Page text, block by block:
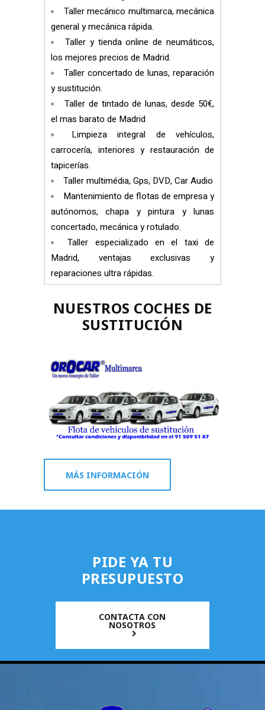
Taller mecánico multimarca, mecánica
general y mecánica rápida.
Taller y tienda online de neumáticos,
los mejores precios de Madrid.
Taller concertado de lunas, reparación
y sustitución.
Taller de tintado de lunas, desde 50€,
el mas barato de Madrid
Limpieza integral de vehículos,
carrocería, interiores y restauración de
tapicerías.
Taller multimédia, Gps, DVD, Car Audio
Mantenimiento de flotas de empresa y
autónomos, chapa y pintura y lunas
concertado, mecánica y rotulado.
Taller especializado en el taxi de
Madrid, ventajas exclusivas y
reparaciones ultra rápidas.
NUESTROS COCHES DE
SUSTITUCIÓN
MÁS INFORMACIÓN
PIDE YA TU
PRESUPUESTO
CONTACTA CON
NOSOTROS